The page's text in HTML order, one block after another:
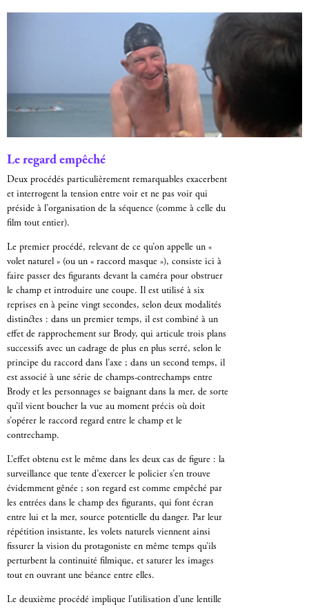
Le regard empêché
Deux procédés particulièrement remarquables exacerbent
et interrogent la tension entre voir et ne pas voir qui
préside à l’organisation de la séquence (comme à celle du
film tout entier).
Le premier procédé, relevant de ce qu’on appelle un «
volet naturel » (ou un « raccord masque »), consiste ici à
faire passer des figurants devant la caméra pour obstruer
le champ et introduire une coupe. Il est utilisé à six
reprises en à peine vingt secondes, selon deux modalités
distinctes : dans un premier temps, il est combiné à un
effet de rapprochement sur Brody, qui articule trois plans
successifs avec un cadrage de plus en plus serré, selon le
principe du raccord dans l’axe ; dans un second temps, il
est associé à une série de champs-contrechamps entre
Brody et les personnages se baignant dans la mer, de sorte
qu’il vient boucher la vue au moment précis où doit
s’opérer le raccord regard entre le champ et le
contrechamp.
L’effet obtenu est le même dans les deux cas de figure : la
surveillance que tente d’exercer le policier s’en trouve
évidemment gênée ; son regard est comme empêché par
les entrées dans le champ des figurants, qui font écran
entre lui et la mer, source potentielle du danger. Par leur
répétition insistante, les volets naturels viennent ainsi
fissurer la vision du protagoniste en même temps qu’ils
perturbent la continuité filmique, et saturer les images
tout en ouvrant une béance entre elles.
Le deuxième procédé implique l’utilisation d’une lentille